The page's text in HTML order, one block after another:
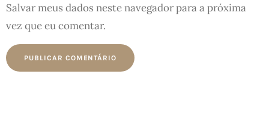
Salvar meus dados neste navegador para a próxima
vez que eu comentar.